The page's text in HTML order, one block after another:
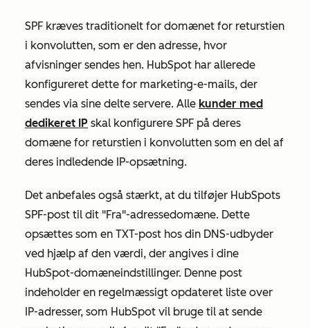
SPF kræves traditionelt for domænet for returstien
i konvolutten, som er den adresse, hvor
afvisninger sendes hen. HubSpot har allerede
konfigureret dette for marketing-e-mails, der
sendes via sine delte servere. Alle kunder med
dedikeret IP skal konfigurere SPF på deres
domæne for returstien i konvolutten som en del af
deres indledende IP-opsætning.
Det anbefales også stærkt, at du tilføjer HubSpots
SPF-post til dit "Fra"-adressedomæne. Dette
opsættes som en TXT-post hos din DNS-udbyder
ved hjælp af den værdi, der angives i dine
HubSpot-domæneindstillinger. Denne post
indeholder en regelmæssigt opdateret liste over
IP-adresser, som HubSpot vil bruge til at sende